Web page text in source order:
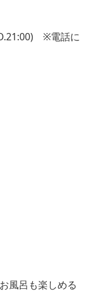
※電話に
風呂も楽しめる